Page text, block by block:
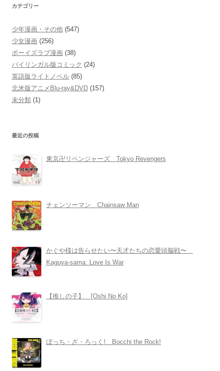
カテゴリー
少年漫画・その他 (547)
少女漫画 (256)
ボーイズラブ漫画 (38)
バイリンガル版コミック (24)
英語版ライトノベル (85)
北米版アニメBlu-ray&DVD (157)
未分類 (1)
最近の投稿
東京卍リベンジャーズ Tokyo Revengers
チェンソーマン Chainsaw Man
かぐや様は告らせたい〜天才たちの恋愛頭脳戦〜
Kaguya-sama: Love Is War
【推しの子】 [Oshi No Ko]
ぼっち・ざ・ろっく! Bocchi the Rock!